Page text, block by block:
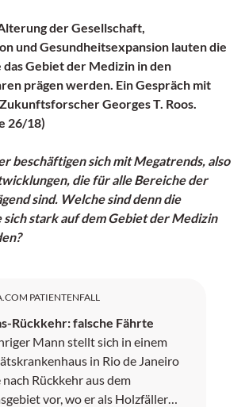
der Gesellschaft,
und Gesundheitsexpansion lauten die
Gebiet der Medizin in den
prägen werden. Ein Gespräch mit
Georges T. Roos.
26/18)
beschäftigen sich mit Megatrends, also
die für alle Bereiche der
sind. Welche sind denn die
sich stark auf dem Gebiet der Medizin
PATIENTENFALL
Rückkehr: falsche Fährte
Mann stellt sich in einem
in Rio de Janeiro
nach Rückkehr aus dem
vor, wo er als Holzfäller